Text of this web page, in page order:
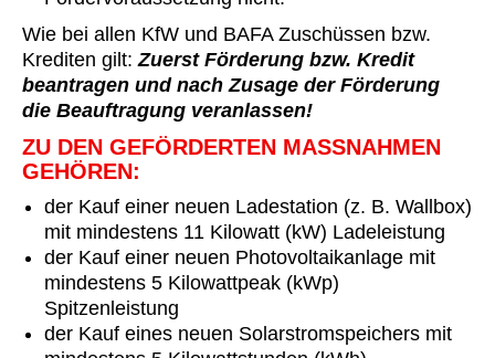
Wie bei allen KfW und BAFA Zuschüssen bzw.
Krediten gilt:Zuerst Förderung bzw. Kredit
beantragen und nach Zusage der Förderung
die Beauftragung veranlassen!
ZU DEN GEFÖRDERTEN MASSNAHMEN G
EHÖREN:
der Kauf einer neuen Lade­station (z. B. Wallbox)
mit mindestens 11 Kilowatt (kW) Lade­leistung
der Kauf einer neuen Photo­voltaik­anlage mit
mindestens 5 Kilowatt­peak (kWp)
Spitzenleistung
der Kauf eines neuen Solar­strom­speichers mit